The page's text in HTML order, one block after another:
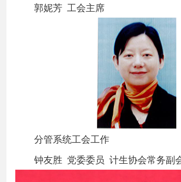
郭妮芳 工会主席
分管系统工会工作
钟友胜 党委委员 计生协会常务副